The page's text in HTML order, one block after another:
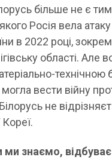
більше не є тим
Росія вела
в 2022 році,
області. Але
технічною
вести війну
не
Кореї.
ми знаємо,